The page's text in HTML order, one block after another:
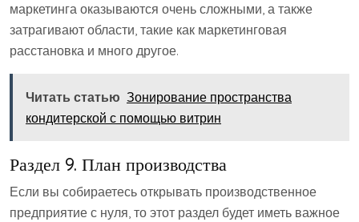
маркетинга оказываются очень сложными, а также
затрагивают области, такие как маркетинговая
расстановка и много другое.
Читать статью Зонирование пространства
кондитерской с помощью витрин
Раздел 9. План производства
Если вы собираетесь открывать производственное
предприятие с нуля, то этот раздел будет иметь важное